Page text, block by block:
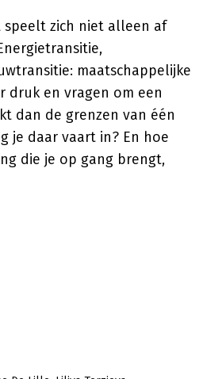
speelt zich niet alleen af
maatschappelijke
druk en vragen om een
dan de grenzen van één
je daar vaart in? En hoe
die je op gang brengt,